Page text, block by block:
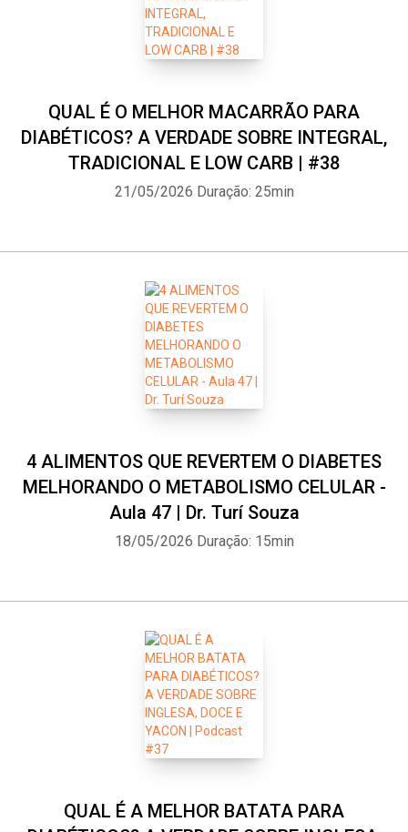
QUAL É O MELHOR MACARRÃO PARA
DIABÉTICOS? A VERDADE SOBRE INTEGRAL,
TRADICIONAL E LOW CARB | #38
21/05/2026 Duração: 25min
4 ALIMENTOS QUE REVERTEM O DIABETES
MELHORANDO O METABOLISMO CELULAR -
Aula 47 | Dr. Turí Souza
18/05/2026 Duração: 15min
QUAL É A MELHOR BATATA PARA